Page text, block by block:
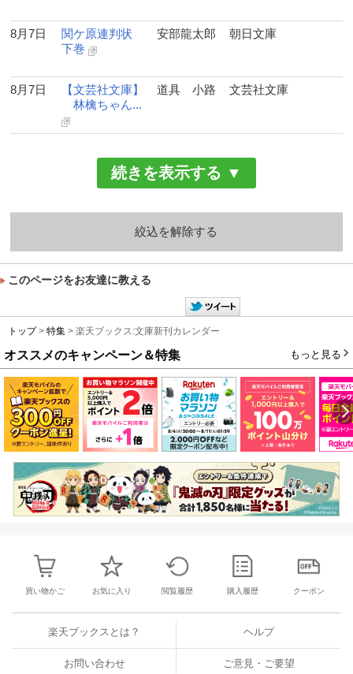
8月7日
関ケ原連判状
下巻
安部龍太郎 朝日文庫
8月7日
【文芸社文庫】
林檎ちゃん...
道具 小路 文芸社文庫
続きを表示する ▼
絞込を解除する
このページをお友達に教える
トップ> 特集 > 楽天ブックス:文庫新刊カレンダー
オススメのキャンペーン＆特集 もっと見る
買い物かご お気に入り 閲覧履歴 購入履歴 クーポン
楽天ブックスとは？ ヘルプ
お問い合わせ ご意見・ご要望